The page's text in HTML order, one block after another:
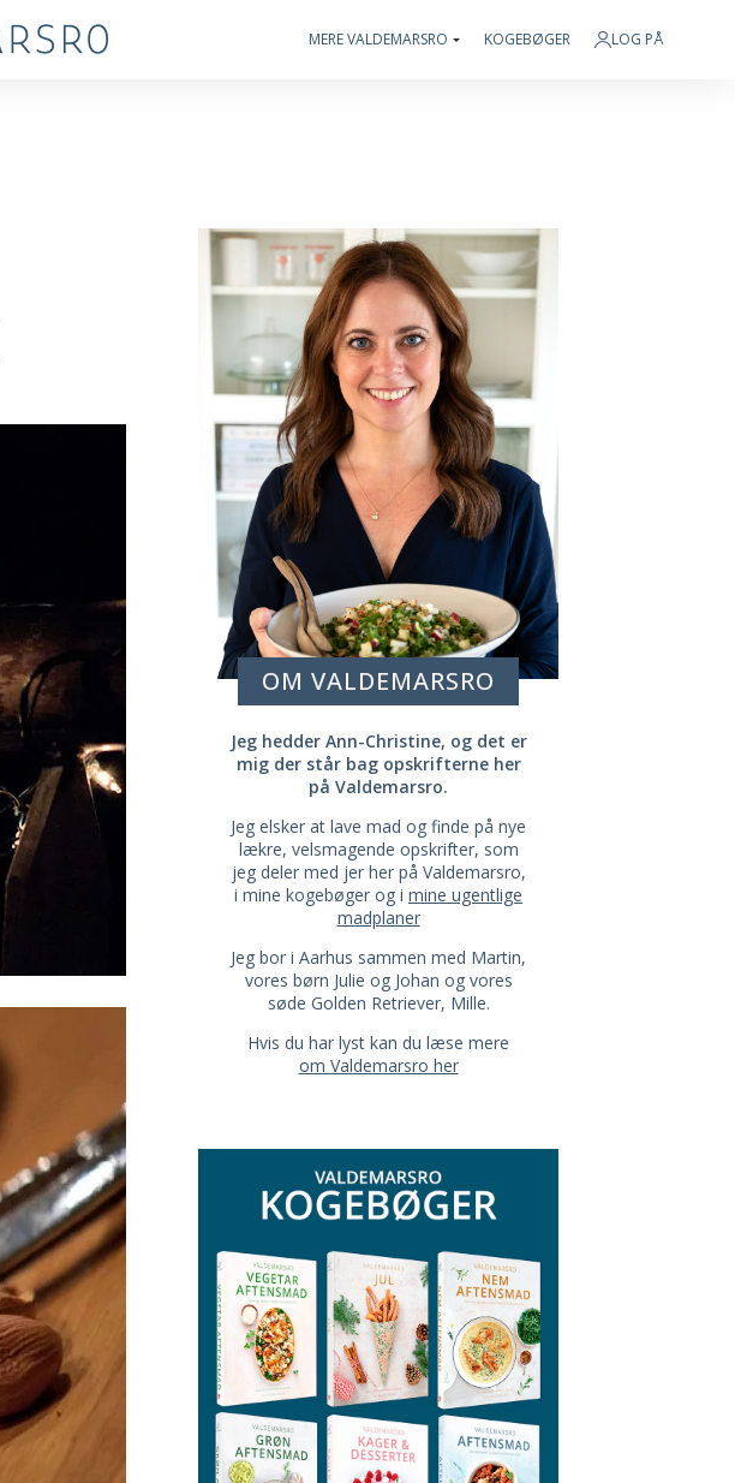
MERE VALDEMARSRO KOGEBØGER LOG PÅ
OM VALDEMARSRO
Jeg hedder Ann-Christine, og det er
mig der står bag opskrifterne her
på Valdemarsro.
Jeg elsker at lave mad og finde på nye
lækre, velsmagende opskrifter, som
jeg deler med jer her på Valdemarsro,
i mine kogebøger og i mine ugentlige
madplaner
Jeg bor i Aarhus sammen med Martin,
vores børn Julie og Johan og vores
søde Golden Retriever, Mille.
Hvis du har lyst kan du læse mere
om Valdemarsro her